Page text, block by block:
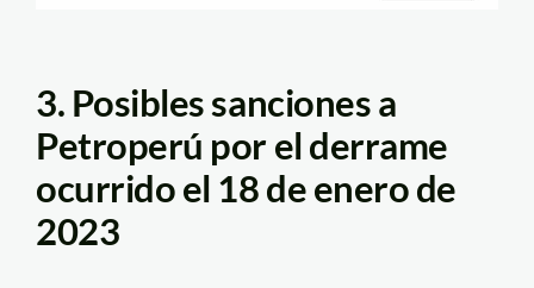
3. Posibles sanciones a
Petroperú por el derrame
ocurrido el 18 de enero de
2023